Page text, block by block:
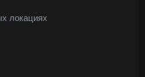
локациях